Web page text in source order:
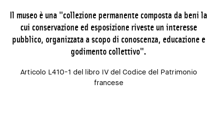
Il museo è una "collezione permanente composta da beni la
cui conservazione ed esposizione riveste un interesse
pubblico, organizzata a scopo di conoscenza, educazione e
godimento collettivo".
Articolo L410-1 del libro IV del Codice del Patrimonio
francese